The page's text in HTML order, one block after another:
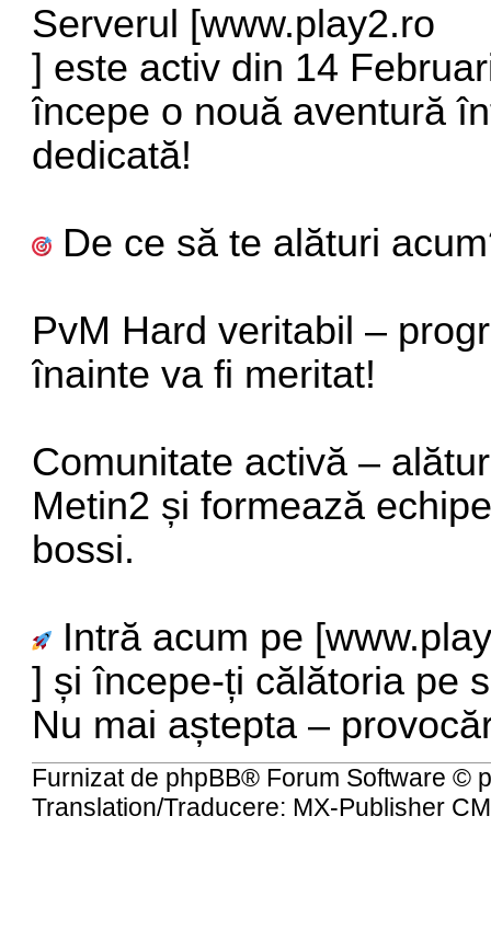
Serverul [www.play2.ro
] este activ din 14
începe o nouă aventură
dedicată!
De ce să te alături
PvM Hard veritabil –
înainte va fi meritat!
Comunitate activă –
Metin2 și formează
bossi.
Intră acum pe [
] și începe-ți călătoria pe
Nu mai aștepta –
Furnizat de phpBB® Forum Software ©
Translation/Traducere: MX-Publisher